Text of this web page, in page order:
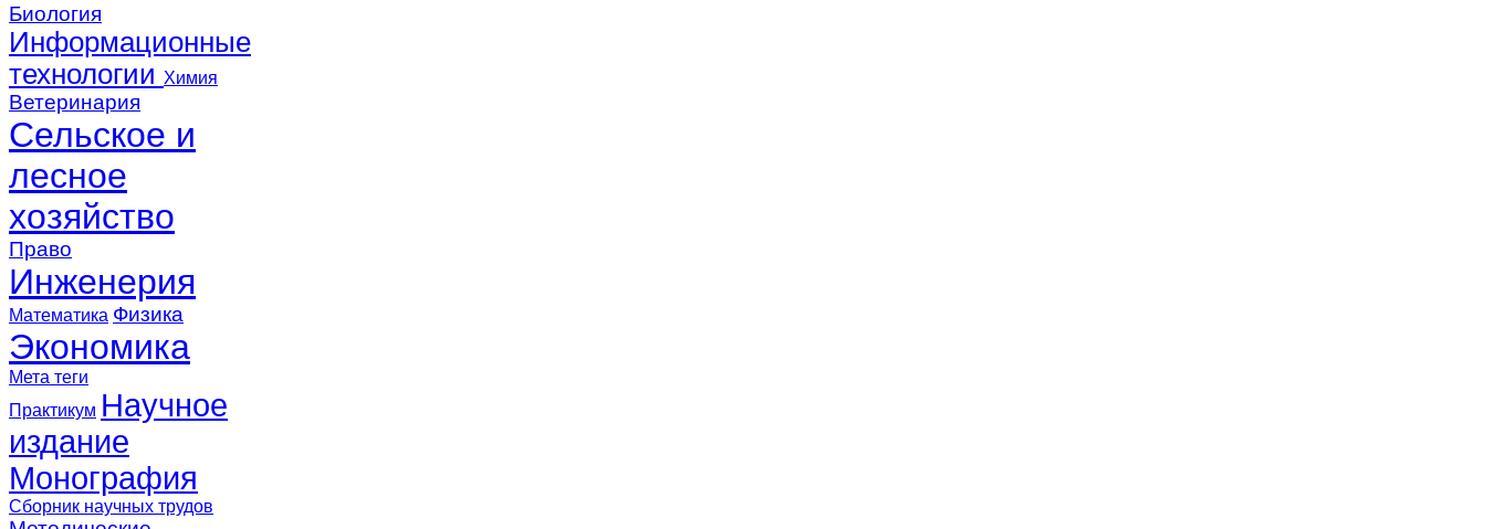
Биология
Информационные
технологии Химия
Ветеринария
Сельское и
лесное
хозяйство
Право
Инженерия
Математика Физика
Экономика
Мета теги
Практикум Научное
издание
Монография
Сборник научных трудов